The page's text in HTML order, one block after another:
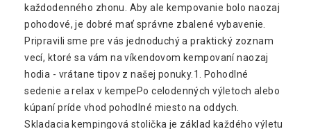
každodenného zhonu. Aby ale kempovanie bolo naozaj
pohodové, je dobré mať správne zbalené vybavenie.
Pripravili sme pre vás jednoduchý a praktický zoznam
vecí, ktoré sa vám na víkendovom kempovaní naozaj
hodia - vrátane tipov z našej ponuky.1. Pohodlné
sedenie a relax v kempePo celodenných výletoch alebo
kúpaní príde vhod pohodlné miesto na oddych.
Skladacia kempingová stolička je základ každého výletu